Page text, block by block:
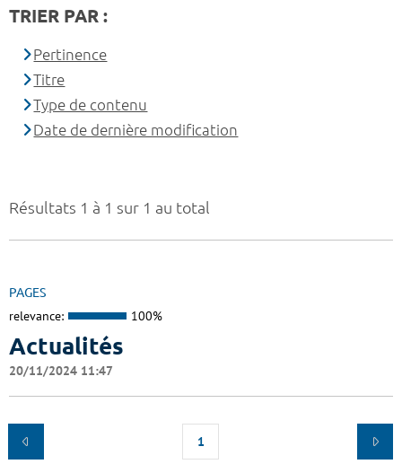
Résultats 1 à 1 sur 1 au total
PAGES
relevance: 100%
Actualités
20/11/2024 11:47
1
TRIER PAR :
Pertinence
Titre
Type de contenu
Date de dernière modification